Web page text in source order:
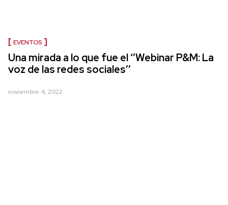
EVENTOS
Una mirada a lo que fue el ‘’Webinar P&M: La
voz de las redes sociales’’
noviembre 4, 2022